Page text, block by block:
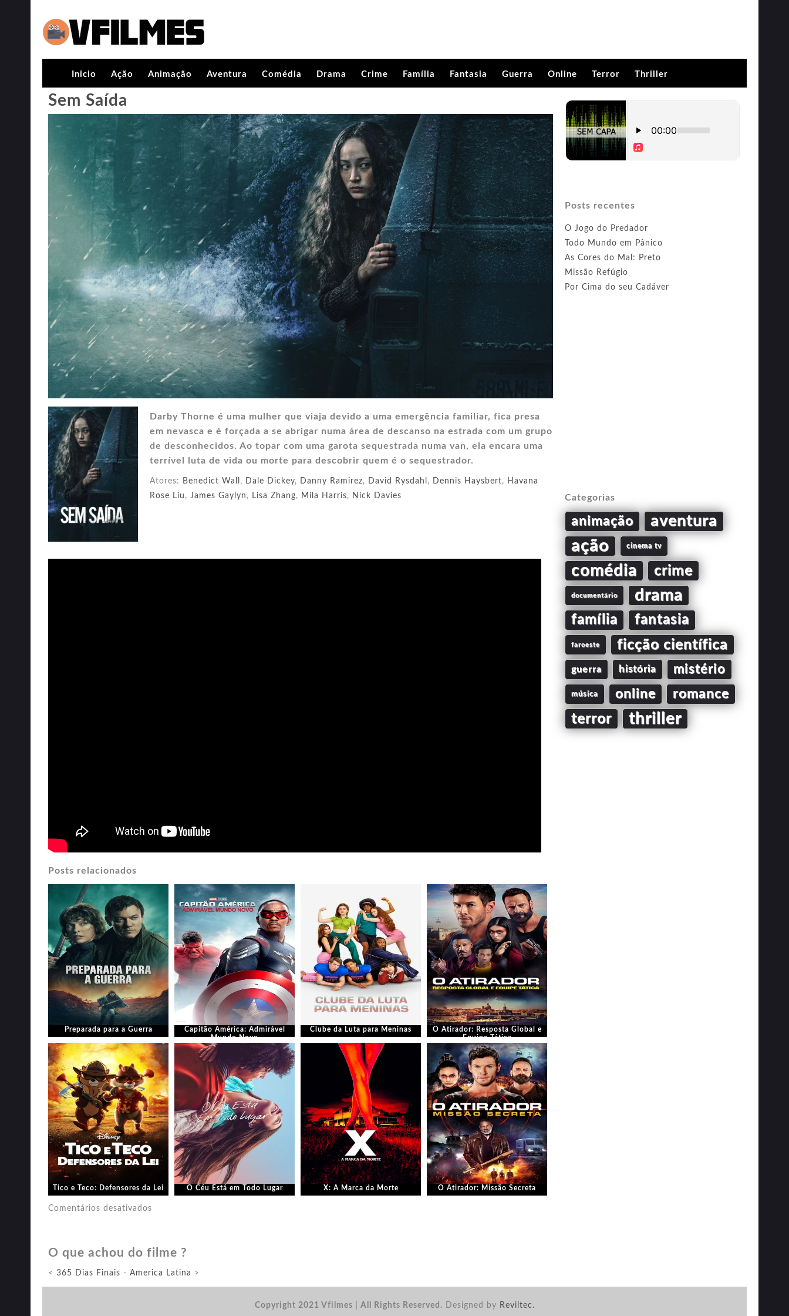
Inicio Ação Animação Aventura Comédia Drama Crime Família Fantasia Guerra Online Terror Thriller
Sem Saída
Darby Thorne é uma mulher que viaja devido a uma emergência familiar, fica presa
em nevasca e é forçada a se abrigar numa área de descanso na estrada com um grupo
de desconhecidos. Ao topar com uma garota sequestrada numa van, ela encara uma
terrível luta de vida ou morte para descobrir quem é o sequestrador.
Atores: Benedict Wall , Dale Dickey, Danny Ramirez, David Rysdahl , Dennis Haysbert, Havana
Rose Liu , James Gaylyn , Lisa Zhang, Mila Harris, Nick Davies
Posts relacionados
Preparada para a Guerra
Capitão América: Admirável
Mundo Novo
Clube da Luta para Meninas
O Atirador: Resposta Global e
Equipe Tática
Tico e Teco: Defensores da Lei O Céu Está em Todo Lugar X: A Marca da Morte O Atirador: Missão Secreta
Comentários desativados
Missão
O que achou do filme ?
< 365 Dias Finais - America Latina >
Posts recentes
O Jogo do Predador
Todo Mundo em Pânico
As Cores do Mal: Preto
Missão Refúgio
Por Cima do seu Cadáver
Categorias
animação aventura
ação cinema tv
comédia crime
documentário drama
família fantasia
faroeste ficção científica
guerra história mistério
música online romance
terror thriller
Copyright 2021 Vfilmes | All Rights Reserved. Designed by Reviltec.